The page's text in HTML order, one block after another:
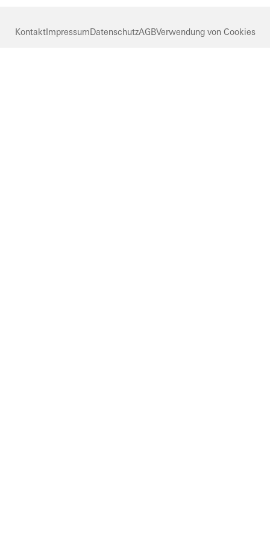
KontaktImpressumDatenschutzAGBVerwendung von Cookies